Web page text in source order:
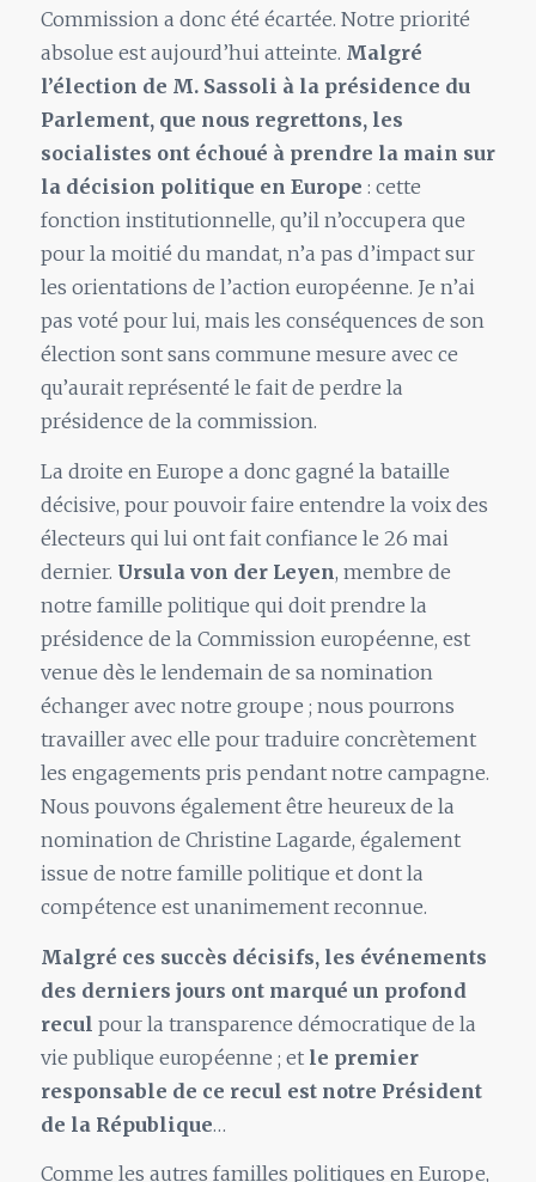
Commission a donc été écartée. Notre priorité
absolue est aujourd’hui atteinte. Malgré
l’élection de M. Sassoli à la présidence du
Parlement, que nous regrettons, les
socialistes ont échoué à prendre la main sur
la décision politique en Europe : cette
fonction institutionnelle, qu’il n’occupera que
pour la moitié du mandat, n’a pas d’impact sur
les orientations de l’action européenne. Je n’ai
pas voté pour lui, mais les conséquences de son
élection sont sans commune mesure avec ce
qu’aurait représenté le fait de perdre la
présidence de la commission.
La droite en Europe a donc gagné la bataille
décisive, pour pouvoir faire entendre la voix des
électeurs qui lui ont fait confiance le 26 mai
dernier. Ursula von der Leyen, membre de
notre famille politique qui doit prendre la
présidence de la Commission européenne, est
venue dès le lendemain de sa nomination
échanger avec notre groupe ; nous pourrons
travailler avec elle pour traduire concrètement
les engagements pris pendant notre campagne.
Nous pouvons également être heureux de la
nomination de Christine Lagarde, également
issue de notre famille politique et dont la
compétence est unanimement reconnue.
Malgré ces succès décisifs, les événements
des derniers jours ont marqué un profond
recul pour la transparence démocratique de la
vie publique européenne ; et le premier
responsable de ce recul est notre Président
de la République…
Comme les autres familles politiques en Europe,